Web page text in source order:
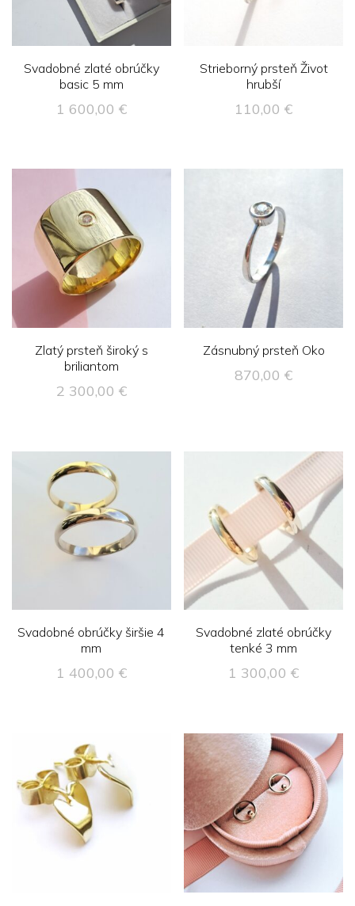
Svadobné zlaté obrúčky
basic 5 mm
1 600,00 €
Strieborný prsteň Život
hrubší
110,00€
Zlatý prsteň široký s
briliantom
2 300,00 €
Zásnubný prsteň Oko
870,00€
Svadobné obrúčky širšie 4
mm
1 400,00 €
Svadobné zlaté obrúčky
tenké 3 mm
1 300,00€